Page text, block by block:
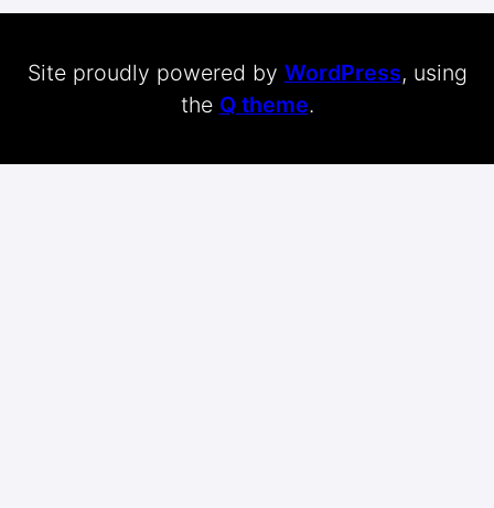
Site proudly powered by WordPress, using
the Q theme.